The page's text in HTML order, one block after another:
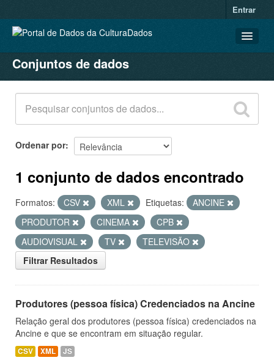
Entrar
CONJUNTOS DE DADOS
ORGANIZAÇÕES
GRUPOS
SOBRE
Conjuntos de dados
Ordenar por
1 conjunto de dados encontrado
Formatos: CSV XML Etiquetas:
ANCINE
PRODUTOR
CINEMA
CPB
AUDIOVISUAL
TV
TELEVISÃO
Filtrar Resultados
Produtores (pessoa física) Credenciados na Ancine
Relação geral dos produtores (pessoa física) credenciados na
Ancine e que se encontram em situação regular.
CSV XML JS